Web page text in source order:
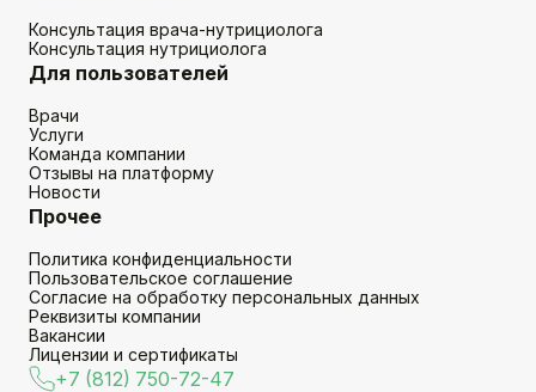
Консультация врача-нутрициолога
Консультация нутрициолога
Для пользователей
Врачи
Услуги
Команда компании
Отзывы на платформу
Новости
Прочее
Политика конфиденциальности
Пользовательское соглашение
Согласие на обработку персональных данных
Реквизиты компании
Вакансии
Лицензии и сертификаты
+7 (812) 750-72-47